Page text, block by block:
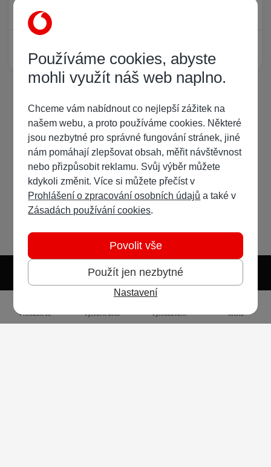
Právě prohlíží tuto stránku
Žádný registrovaný uživatel si neprohlíží tuto stránku
Světlý režim Předvolba systému
Přihlásit se Vytvořit účet Vyhledávání Menu
Používáme cookies, abyste
mohli využít náš web naplno.
Chceme vám nabídnout co nejlepší zážitek na
našem webu, a proto používáme cookies. Některé
jsou nezbytné pro správné fungování stránek, jiné
nám pomáhají zlepšovat obsah, měřit návštěvnost
nebo přizpůsobit reklamu. Svůj výběr můžete
kdykoli změnit. Více si můžete přečíst v
Prohlášení o zpracování osobních údajů a také v
Zásadách používání cookies.
Použít jen nezbytné
Povolit vše
Nastavení